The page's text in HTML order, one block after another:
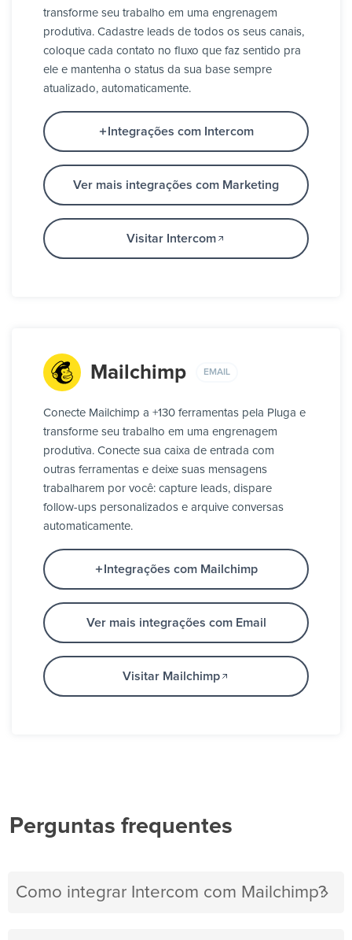
transforme seu trabalho em uma engrenagem
produtiva. Cadastre leads de todos os seus canais,
coloque cada contato no fluxo que faz sentido pra
ele e mantenha o status da sua base sempre
atualizado, automaticamente.
Integrações com Intercom
Ver mais integrações com Marketing
Visitar Intercom
Mailchimp EMAIL
Conecte Mailchimp a +130 ferramentas pela Pluga e
transforme seu trabalho em uma engrenagem
produtiva. Conecte sua caixa de entrada com
outras ferramentas e deixe suas mensagens
trabalharem por você: capture leads, dispare
follow-ups personalizados e arquive conversas
automaticamente.
Integrações com Mailchimp
Ver mais integrações com Email
Visitar Mailchimp
Perguntas frequentes
Como integrar Intercom com Mailchimp?